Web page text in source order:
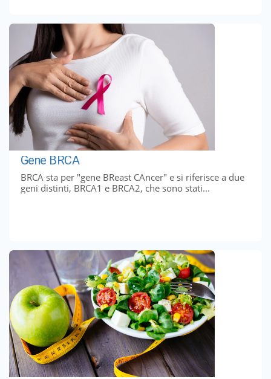
Gene BRCA
BRCA sta per "gene BReast CAncer" e si riferisce a due
geni distinti, BRCA1 e BRCA2, che sono stati...